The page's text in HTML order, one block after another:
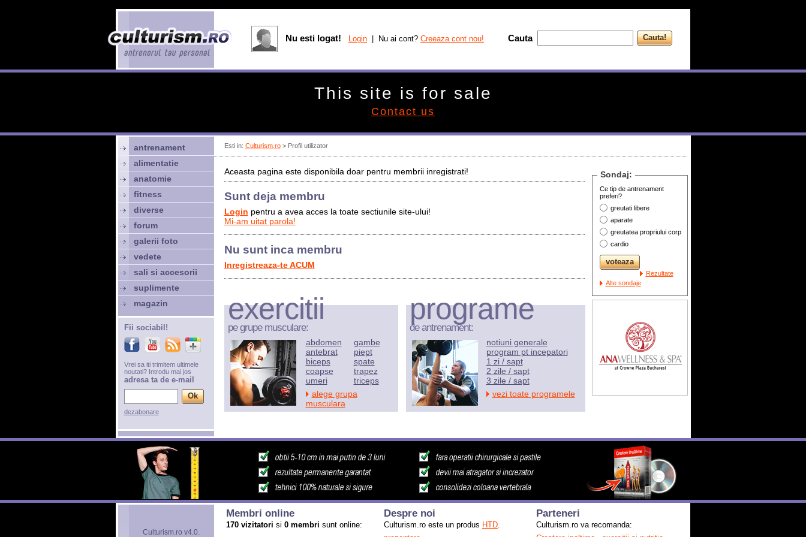
Esti in: Culturism.ro> Profil utilizator
Aceasta pagina este disponibila doar pentru membrii inregistrati!
Sunt deja membru
Login pentru a avea acces la toate sectiunile site-ului!
Mi-am uitat parola!
Nu sunt inca membru
Inregistreaza-te ACUM
Sondaj:
Ce tip de antrenament
preferi?
greutati libere
aparate
greutatea propriului corp
cardio
Rezultate
Alte sondaje
exercitii
pe grupe musculare:
abdomen
antebrat
biceps
coapse
umeri
gambe
piept
spate
trapez
triceps
alege grupa
musculara
programe
de antrenament:
notiuni generale
program pt incepatori
1 zi / sapt
2 zile / sapt
3 zile / sapt
vezi toate programele
antrenament
alimentatie
anatomie
fitness
diverse
forum
galerii foto
vedete
sali si accesorii
suplimente
magazin
Fii sociabil!
Vrei sa iti trimitem ultimele
noutati? Introdu mai jos
adresa ta de e-mail
dezabonare
Culturism.ro v4.0.
Membri online
170 vizitatori si 0 membri sunt online:
Despre noi
Culturism.ro este un produs HTD.
Parteneri
Culturism.ro va recomanda:
Nu esti logat! Login | Nu ai cont? Creeaza cont nou! Cauta
This site is for sale
Contact us